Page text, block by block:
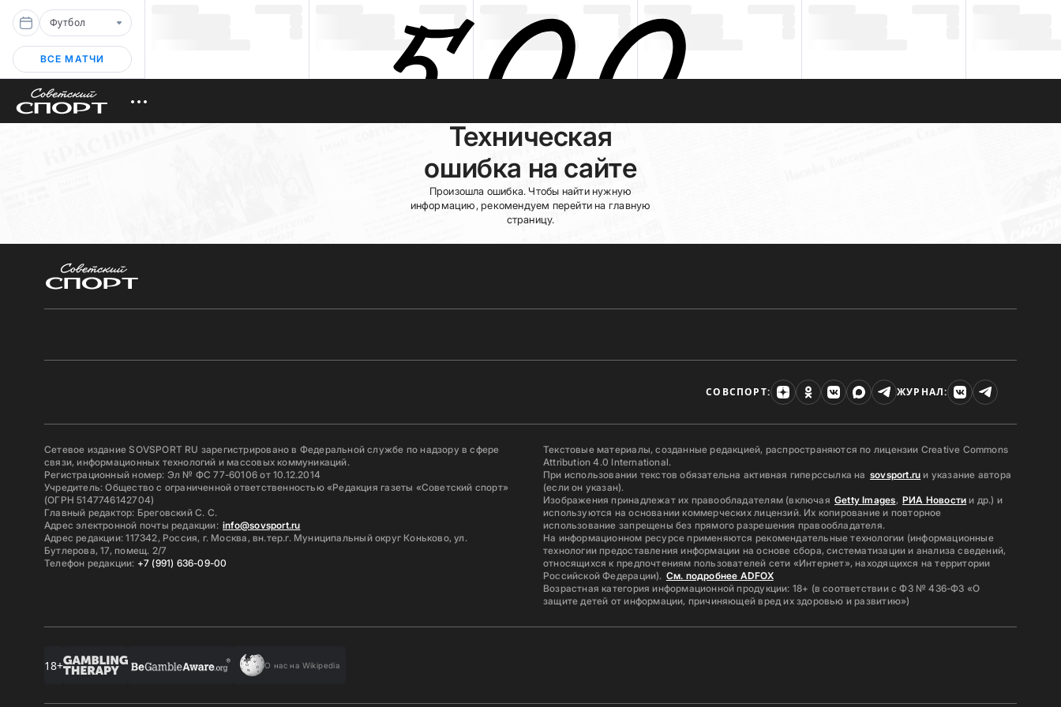
Футбол
ВСЕ МАТЧИ
Техническая
ошибка на сайте
Произошла ошибка. Чтобы найти нужную
информацию, рекомендуем перейти на главную
страницу.
СОВСПОРТ: ЖУРНАЛ:
Сетевое издание SOVSPORT RU зарегистрировано в Федеральной службе по надзору в сфере
связи, информационных технологий и массовых коммуникаций.
Регистрационный номер: Эл № ФС 77-60106 от 10.12.2014
Учредитель: Общество с ограниченной ответственностью «Редакция газеты «Советский спорт»
(ОГРН 5147746142704)
Главный редактор: Бреговский С. С.
Адрес электронной почты редакции: info@sovsport.ru
Адрес редакции: 117342, Россия, г. Москва, вн.тер.г. Муниципальный округ Коньково, ул.
Бутлерова, 17, помещ. 2/7
Телефон редакции: +7 (991) 636-09-00
Текстовые материалы, созданные редакцией, распространяются по лицензии Creative Commons
Attribution 4.0 International.
При использовании текстов обязательна активная гиперссылка на sovsport.ru и указание автора
(если он указан).
Изображения принадлежат их правообладателям (включая Getty Images, РИА Новости и др.) и
используются на основании коммерческих лицензий. Их копирование и повторное
использование запрещены без прямого разрешения правообладателя.
На информационном ресурсе применяются рекомендательные технологии (информационные
технологии предоставления информации на основе сбора, систематизации и анализа сведений,
относящихся к предпочтениям пользователей сети «Интернет», находящихся на территории
Российской Федерации). См. подробнее ADFOX
Возрастная категория информационной продукции: 18+ (в соответствии с ФЗ № 436-ФЗ «О
защите детей от информации, причиняющей вред их здоровью и развитию»)
18+ О нас на Wikipedia